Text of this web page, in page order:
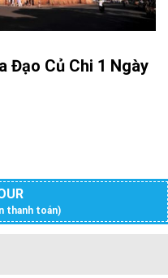
Đạo Củ Chi 1 Ngày
thanh toán)